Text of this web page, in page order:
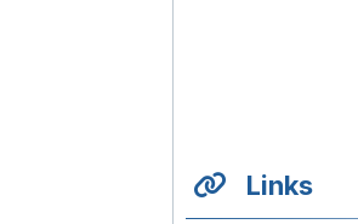
Links